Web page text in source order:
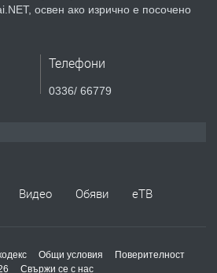
по Математика
преди 1 година
освен ако изрично е посочено
Телефони
0336/ 66779
Видео Обяви
еТВ
Общи условия
Поверителност
Свържи се с нас